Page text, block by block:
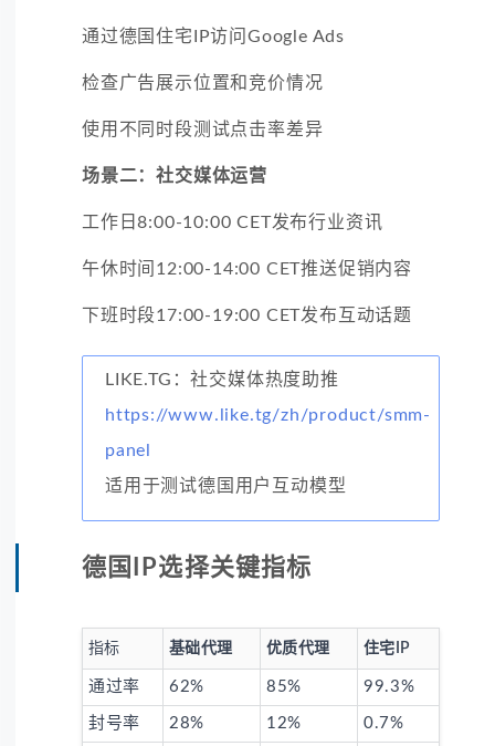
通过德国住宅IP访问Google Ads
检查广告展示位置和竞价情况
使用不同时段测试点击率差异
场景二：社交媒体运营
工作日8:00-10:00 CET发布行业资讯
午休时间12:00-14:00 CET推送促销内容
下班时段17:00-19:00 CET发布互动话题
LIKE.TG：社交媒体热度助推
https://www.like.tg/zh/product/smm-
panel
适用于测试德国用户互动模型
德国IP选择关键指标
指标 基础代理 优质代理 住宅IP
通过率 62% 85% 99.3%
封号率 28% 12% 0.7%